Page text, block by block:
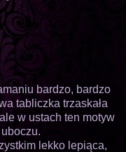
bardzo, bardzo
tabliczka trzaskała
w ustach ten motyw
lekko lepiąca,